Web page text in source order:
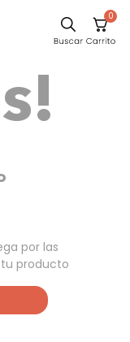
0
por las
producto